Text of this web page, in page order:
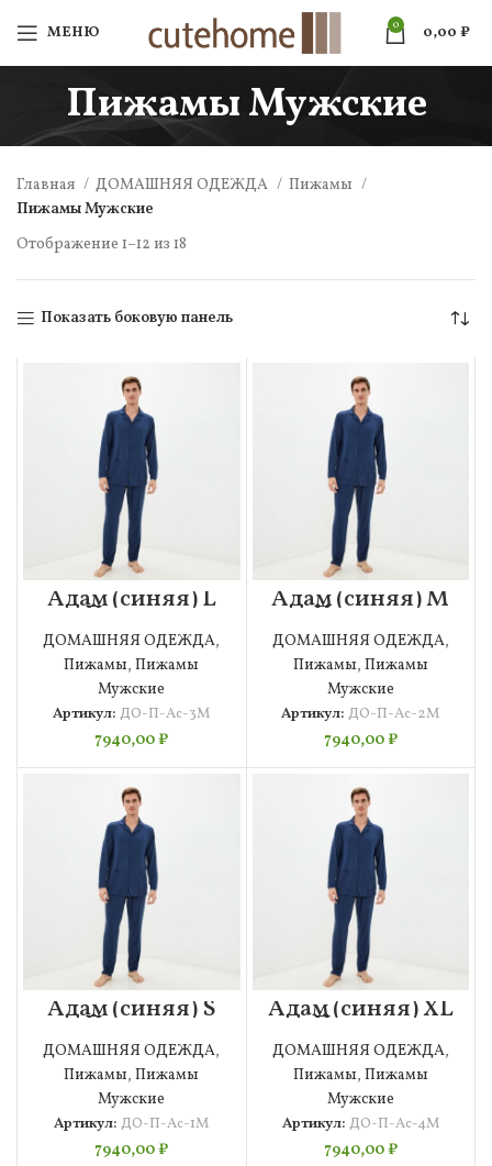
МЕНЮ 0 0,00 ₽
Пижамы Мужские
Главная ДОМАШНЯЯ ОДЕЖДА
Пижамы
Пижамы Мужские
Отображение 1–12 из 18
Показать боковую панель
Адам (синяя) L
Пижама
Мужская
ДОМАШНЯЯ ОДЕЖДА,
Пижамы,Пижамы
Мужские
Артикул:ДО-П-Ас-3М
7940,00₽
Адам (синяя) M
Пижама
Мужская
ДОМАШНЯЯ ОДЕЖДА,
Пижамы, Пижамы
Мужские
Артикул:ДО-П-Ас-2М
7940,00₽
Адам (синяя) S
Пижама
Мужская
ДОМАШНЯЯ ОДЕЖДА,
Пижамы,Пижамы
Мужские
Артикул:ДО-П-Ас-1М
7940,00₽
Адам (синяя) XL
Пижама
Мужская
ДОМАШНЯЯ ОДЕЖДА,
Пижамы, Пижамы
Мужские
Артикул: ДО-П-Ас-4М
7940,00₽